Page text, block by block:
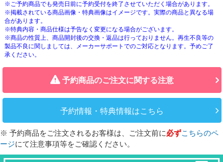
※ご予約商品でも発売日前に予約受付を終了させていただく場合があります。
※掲載されている商品画像・特典画像はイメージです。実際の商品と異なる場
合があります。
※特典内容・商品仕様は予告なく変更になる場合がございます。
※商品の性質上、商品開封後の交換・返品は行っておりません。再生不良等の
製品不良に関しましては、メーカーサポートでのご対応となります。予めご了
承ください。
予約商品のご注文に関する注意
予約情報・特典情報はこちら
※ 予約商品をご注文されるお客様は、ご注文前に必ずこちらのペ
ージにて注意事項等をご確認ください。